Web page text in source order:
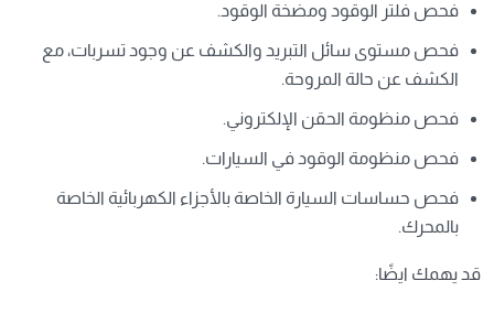
فحص فلتر الوقود ومضخة الوقود.
فحص مستوى سائل التبريد والكشف عن وجود تسربات، مع
الكشف عن حالة المروحة.
فحص منظومة الحقن الإلكتروني.
فحص منظومة الوقود في السيارات.
فحص حساسات السيارة الخاصة بالأجزاء الكهربائية الخاصة
بالمحرك.
قد يهمك ايضًا: